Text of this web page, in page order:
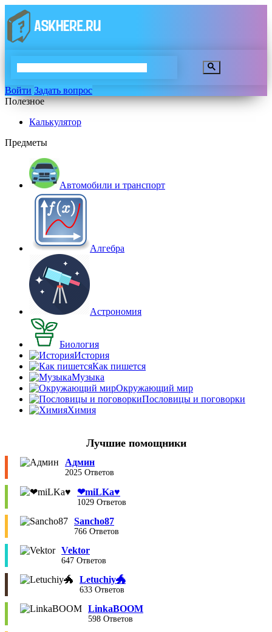
Войти Задать вопрос
Полезное
Калькулятор
Предметы
Автомобили и транспорт
Алгебра
Астрономия
Биология
История
Как пишется
Музыка
Окружающий мир
Пословицы и поговорки
Химия
Лучшие помощники
Админ
2025 Ответов
❤︎miLKa♥︎
1029 Ответов
Sancho87
766 Ответов
Vektor
647 Ответов
Letuchiy🐲
633 Ответов
LinkaBOOM
598 Ответов